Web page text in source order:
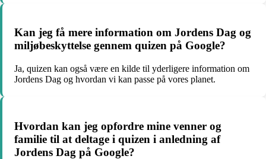
Kan jeg få mere information om Jordens Dag og
miljøbeskyttelse gennem quizen på Google?
Ja, quizen kan også være en kilde til yderligere information om
Jordens Dag og hvordan vi kan passe på vores planet.
Hvordan kan jeg opfordre mine venner og
familie til at deltage i quizen i anledning af
Jordens Dag på Google?